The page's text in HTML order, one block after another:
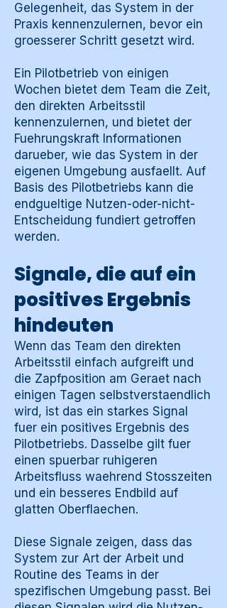
Gelegenheit, das System in der
Praxis kennenzulernen, bevor ein
groesserer Schritt gesetzt wird.
Ein Pilotbetrieb von einigen
Wochen bietet dem Team die Zeit,
den direkten Arbeitsstil
kennenzulernen, und bietet der
Fuehrungskraft Informationen
darueber, wie das System in der
eigenen Umgebung ausfaellt. Auf
Basis des Pilotbetriebs kann die
endgueltige Nutzen-oder-nicht-
Entscheidung fundiert getroffen
werden.
Signale, die auf ein
positives Ergebnis
hindeuten
Wenn das Team den direkten
Arbeitsstil einfach aufgreift und
die Zapfposition am Geraet nach
einigen Tagen selbstverstaendlich
wird, ist das ein starkes Signal
fuer ein positives Ergebnis des
Pilotbetriebs. Dasselbe gilt fuer
einen spuerbar ruhigeren
Arbeitsfluss waehrend Stosszeiten
und ein besseres Endbild auf
glatten Oberflaechen.
Diese Signale zeigen, dass das
System zur Art der Arbeit und
Routine des Teams in der
spezifischen Umgebung passt. Bei